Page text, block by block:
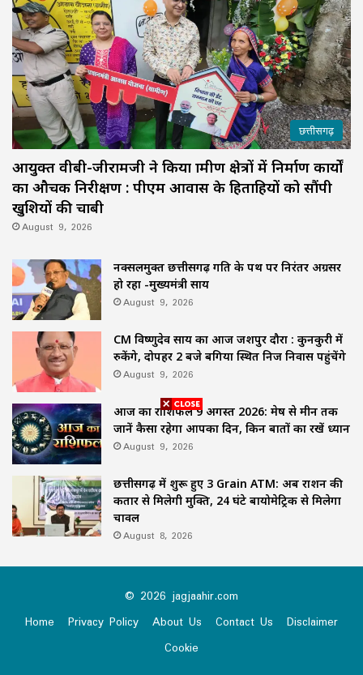
छत्तीसगढ़
आयुक्त वीबी-जीरामजी ने किया ग्रामीण क्षेत्रों में निर्माण कार्यों
का औचक निरीक्षण : पीएम आवास के हितग्राहियों को सौंपी
खुशियों की चाबी
August 9, 2026
नक्सलमुक्त छत्तीसगढ़ प्रगति के पथ पर निरंतर अग्रसर
हो रहा -मुख्यमंत्री साय
August 9, 2026
CM विष्णुदेव साय का आज जशपुर दौरा : कुनकुरी में
रुकेंगे, दोपहर 2 बजे बगिया स्थित निज निवास पहुंचेंगे
August 9, 2026
आज का राशिफल 9 अगस्त 2026: मेष से मीन तक
जानें कैसा रहेगा आपका दिन, किन बातों का रखें ध्यान
August 9, 2026
छत्तीसगढ़ में शुरू हुए 3 Grain ATM: अब राशन की
कतार से मिलेगी मुक्ति, 24 घंटे बायोमेट्रिक से मिलेगा
चावल
August 8, 2026
© 2026 jagjaahir.com
Home
Privacy Policy About Us Contact Us
Disclaimer
Cookie